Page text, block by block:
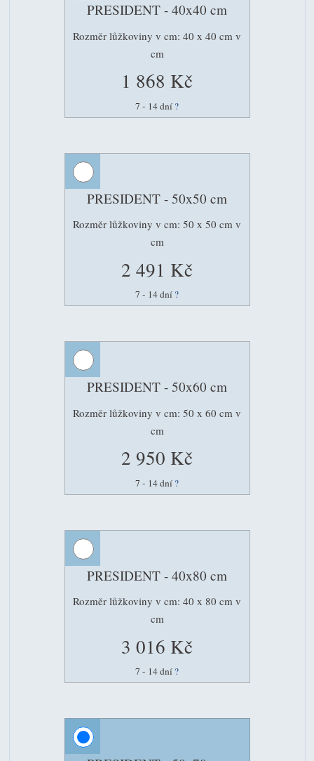
PRESIDENT - 40x40 cm
Rozměr lůžkoviny v cm: 40 x 40 cm v
cm
1 868 Kč
7 - 14 dní ?
PRESIDENT - 50x50 cm
Rozměr lůžkoviny v cm: 50 x 50 cm v
cm
2 491 Kč
7 - 14 dní ?
PRESIDENT - 50x60 cm
Rozměr lůžkoviny v cm: 50 x 60 cm v
cm
2 950 Kč
7 - 14 dní ?
PRESIDENT - 40x80 cm
Rozměr lůžkoviny v cm: 40 x 80 cm v
cm
3 016 Kč
7 - 14 dní ?